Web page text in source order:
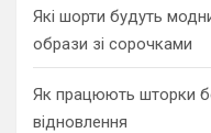
Які шорти будуть
образи зі сорочками
Як працюють шторки
відновлення